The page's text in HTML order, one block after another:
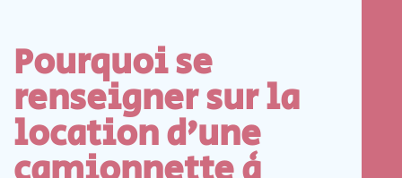
Pourquoi se
renseigner sur la
location d’une